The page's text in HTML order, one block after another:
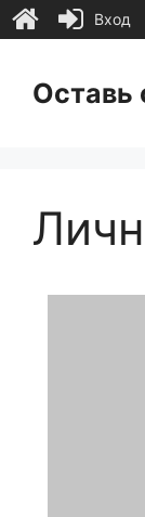
содержимому
Оставь
Вход